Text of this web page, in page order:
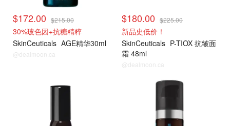
$172.00 $215.00
30%玻色因+抗糖精粹
SkinCeuticals AGE精华30ml
@dealmoon.ca
$180.00 $225.00
新品史低价！
SkinCeuticals P-TIOX 抗皱面
霜 48ml
@dealmoon.ca